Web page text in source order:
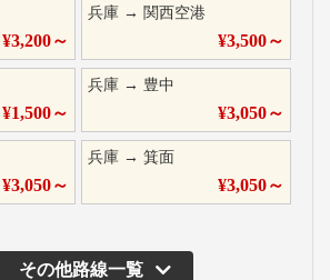
¥3,200～
兵庫 → 関西空港
¥3,500～
¥1,500～
兵庫 → 豊中
¥3,050～
¥3,050～
兵庫 →箕面
¥3,050～
その他路線一覧